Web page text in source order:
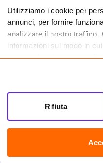
Utilizziamo i cookie per
annunci, per fornire
analizzare il nostro traffico.
informazioni sul modo in
partner che si occupano di
informazioni che hai fornito
tuo utilizzo dei loro servizi.
Rifiuta
Farma.it S.a.s. P. IVA 07417261216
CREDITS
Sede legale Via delle Repubbliche